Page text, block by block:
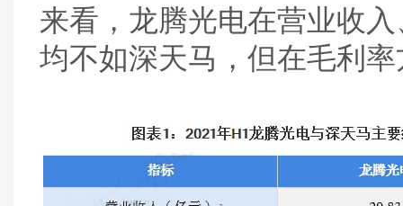
来看，龙腾光电在营业收
均不如深天马，但在毛利